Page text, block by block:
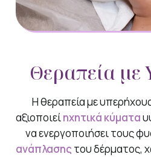
Θεραπεία με
Η θεραπεία με
αξιοποιείηχητικά κύματα
να ενεργοποιήσει τους
ανάπλασης του δέρματος,